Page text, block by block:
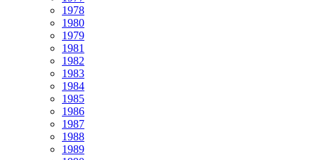
1978
1980
1979
1981
1982
1983
1984
1985
1986
1987
1988
1989